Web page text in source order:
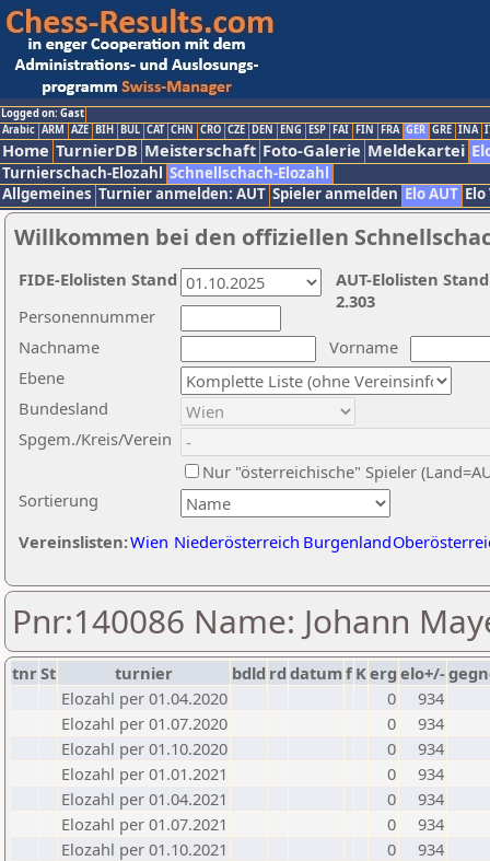
Logged on: Gast
Arabic ARM AZE BIH BUL CAT CHN CRO CZE DEN ENG ESP FAI FIN FRA GER GRE INA
Home TurnierDB Meisterschaft Foto-Galerie Meldekartei
Turnierschach-Elozahl Schnellschach-Elozahl
Allgemeines Turnier anmelden: AUT Spieler anmelden Elo AUT
Willkommen bei den offiziellen
Nachname
Vorname
Ebene
Sortierung
Personennummer
Bundesland
Spgem./Kreis/Verein
Nur "österreichische" Spieler
Vereinslisten:Wien Niederösterreich Burgenland
AUT-Elolisten
2.303
FIDE-Elolisten Stand
Pnr:140086 Name: Johann
tnrSt turnier bdld rd datumf Kerg elo+/-
Elozahl per 01.04.2020
0
934
Elozahl per 01.07.2020
0
934
Elozahl per 01.10.2020
0
934
Elozahl per 01.01.2021
0
934
Elozahl per 01.04.2021
0
934
Elozahl per 01.07.2021
0
934
Elozahl per 01.10.2021
0
934